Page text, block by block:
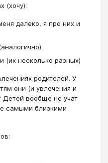
(хочу):
далеко, я про них и
(их несколько разных)
родителей. У
они (и увлечения и
Детей вообще не учат
самыми близкими